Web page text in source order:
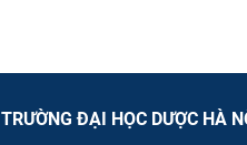
TRƯỜNG ĐẠI HỌC DƯỢC HÀ